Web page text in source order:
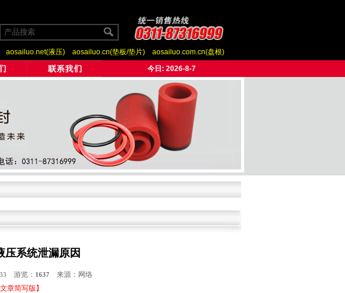
aosailuo.net(液压) aosailuo.cn(垫板/垫片)
aosailuo.com.cn(盘根)
今日: 2026-8-7
压系统泄漏原因
游览： 1637 来源：网络
章简写版 】